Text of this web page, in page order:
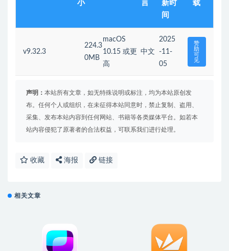
小 言
新时
间
载
v9.32.3
224.3
0MB
macOS
10.15 或更
高
中文
2025
-11-
05
赞
助
可
见
声明： 本站所有文章，如无特殊说明或标注，均为本站原创发
布。任何个人或组织，在未征得本站同意时，禁止复制、盗用、
采集、发布本站内容到任何网站、书籍等各类媒体平台。如若本
站内容侵犯了原著者的合法权益，可联系我们进行处理。
收藏 海报 链接
相关文章